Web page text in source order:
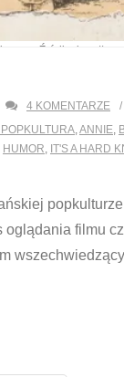
Źródło: http://
żeby się
trochę
(które
4 KOMENTARZE
,ANNIE,
HUMOR, IT'S A HARD
oglądania filmu